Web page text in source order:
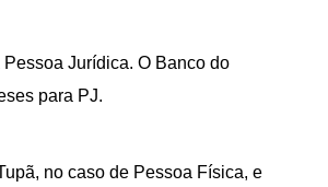
Jurídica. O Banco do
para PJ.
no caso de Pessoa Física, e